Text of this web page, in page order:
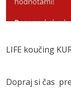
LIFE koučing
Dopraj si čas